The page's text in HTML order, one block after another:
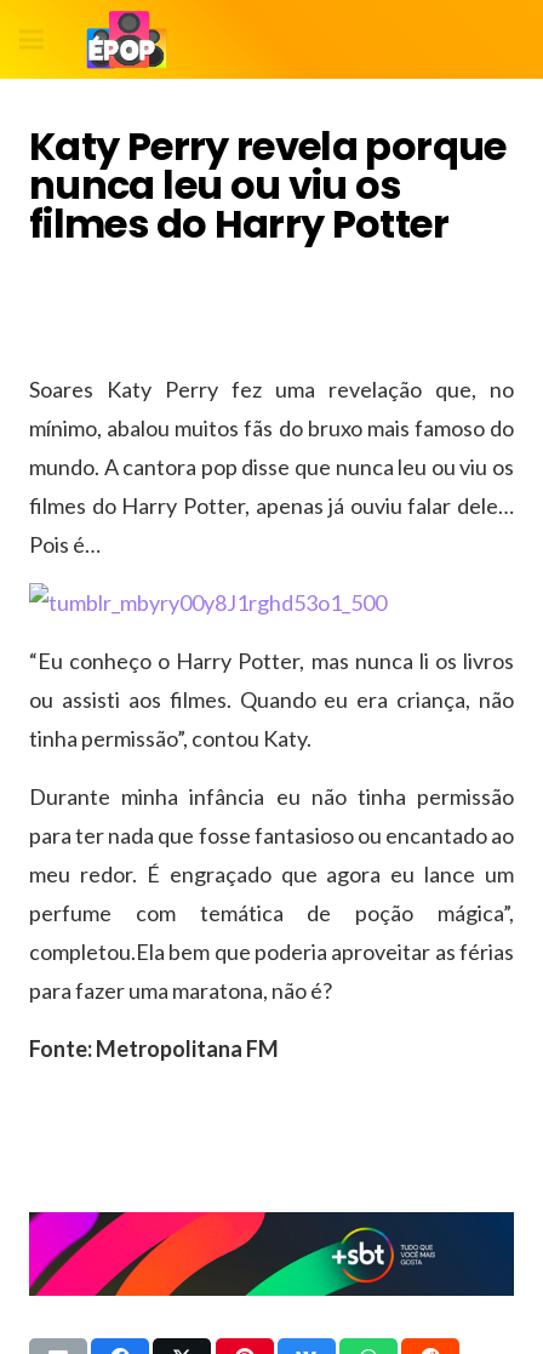
Katy Perry revela porque
nunca leu ou viu os
filmes do Harry Potter
Soares Katy Perry fez uma revelação que, no
mínimo, abalou muitos fãs do bruxo mais famoso do
mundo. A cantora pop disse que nunca leu ou viu os
filmes do Harry Potter, apenas já ouviu falar dele…
Pois é…
“Eu conheço o Harry Potter, mas nunca li os livros
ou assisti aos filmes. Quando eu era criança, não
tinha permissão”, contou Katy.
Durante minha infância eu não tinha permissão
para ter nada que fosse fantasioso ou encantado ao
meu redor. É engraçado que agora eu lance um
perfume com temática de poção mágica”,
completou.Ela bem que poderia aproveitar as férias
para fazer uma maratona, não é?
Fonte: Metropolitana FM